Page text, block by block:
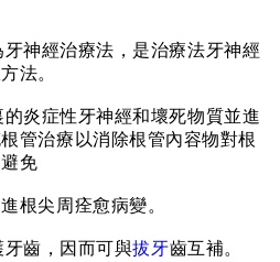
神經治療法，是治療法牙神經
法。
炎症性牙神經和壞死物質並進
管治療以消除根管內容物對根
免
根尖周痊愈病變。
齒，因而可與拔牙齒互補。